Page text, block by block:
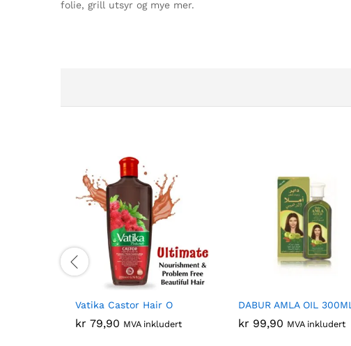
folie, grill utsyr og mye mer.
Vatika Castor Hair O
kr 79,90 MVA inkludert
DABUR AMLA OIL 300ML
kr 99,90 MVA inkludert